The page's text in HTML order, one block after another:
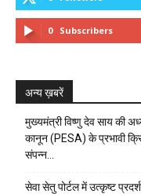
0 Subscribers
अन्य ख़बरें
मुख्यमंत्री विष्णु देव साय की
कानून (PESA) के प्रभावी
संपन्न…
सेवा सेतु पोर्टल में उत्कृष्ट